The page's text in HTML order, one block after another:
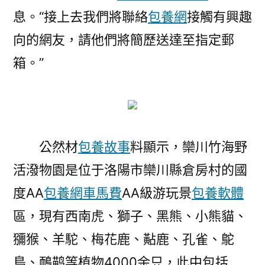
息。“接上去我們將聯絡包養網接觸有興趣
向的網友，請他們將簡歷送達至指定郵
箱。”
公然材包養故事料顯示，欒川竹海野
活潑物園是位于洛陽市欒川縣倉房村的國
度AA包養網車馬費AA級游玩景包養軟體
區，現有西南虎、獅子、黑熊、小熊貓、
獼猴、羊駝、梅花鹿、黇鹿、孔雀、鴕